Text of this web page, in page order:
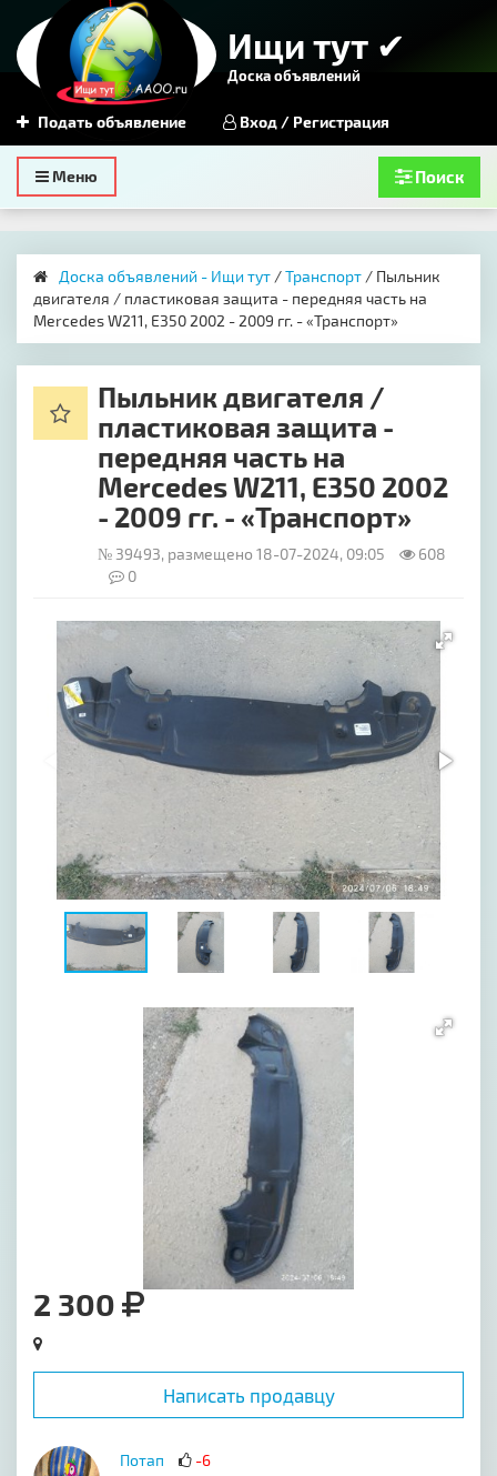
Ищи тут ✔
Доска объявлений
Подать объявление Вход / Регистрация
Toggle
navigation
Меню Поиск
Доска объявлений - Ищи тут /Транспорт / Пыльник
двигателя / пластиковая защита - передняя часть на
Mercedes W211, E350 2002 - 2009 гг. - «Транспорт»
Пыльник двигателя /
пластиковая защита -
передняя часть на
Mercedes W211, E350 2002
- 2009 гг. - «Транспорт»
№ 39493, размещено 18-07-2024, 09:05
608
0
2 300
Написать продавцу
Потап
-6